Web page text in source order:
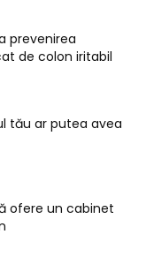
prevenirea
de colon iritabil
tău ar putea avea
ofere un cabinet